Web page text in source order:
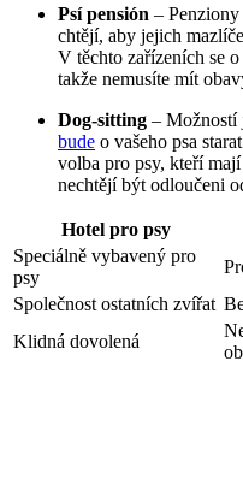
Psí pensión –
chtějí, aby jejich
V těchto zařízeních se
takže nemusíte mít
Dog-sitting – Možností
bude o vašeho psa
volba pro psy, kteří
nechtějí být odloučeni
Hotel pro psy
Speciálně vybavený pro
psy
Společnost ostatních zvířat
Klidná dovolená